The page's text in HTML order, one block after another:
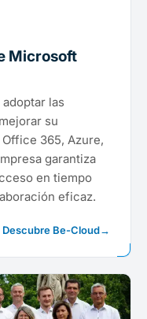
Microsoft
adoptar las
su
365, Azure,
garantiza
en tiempo
eficaz.
Descubre Be-Cloud→